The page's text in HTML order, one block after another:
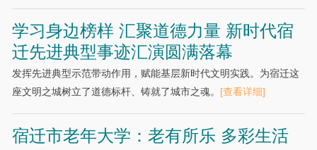
学习身边榜样 汇聚道德力量 新时代宿
迁先进典型事迹汇演圆满落幕
发挥先进典型示范带动作用，赋能基层新时代文明实践。为宿迁这
座文明之城树立了道德标杆、铸就了城市之魂。 [查看详细]
宿迁市老年大学：老有所乐 多彩生活